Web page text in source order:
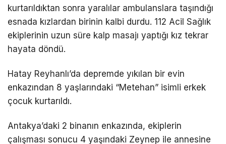
kurtarıldıktan sonra yaralılar ambulanslara taşındığı
esnada kızlardan birinin kalbi durdu. 112 Acil Sağlık
ekiplerinin uzun süre kalp masajı yaptığı kız tekrar
hayata döndü.
Hatay Reyhanlı’da depremde yıkılan bir evin
enkazından 8 yaşlarındaki “Metehan” isimli erkek
çocuk kurtarıldı.
Antakya’daki 2 binanın enkazında, ekiplerin
çalışması sonucu 4 yaşındaki Zeynep ile annesine